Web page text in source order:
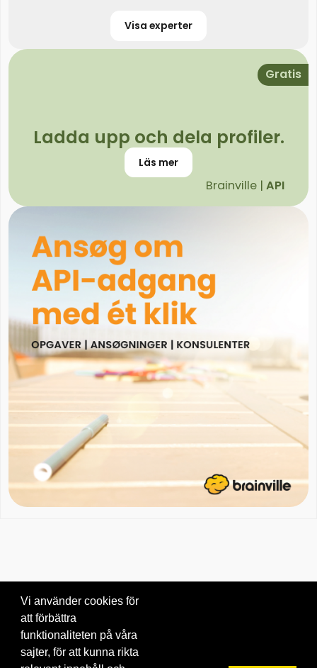
Visa experter
Gratis
Ladda upp och dela profiler.
Läs mer
Brainville | API
© 2026 Brainville AB. |Villkor för tjänsten
Vi använder cookies för
att förbättra
funktionaliteten på våra
sajter, för att kunna rikta